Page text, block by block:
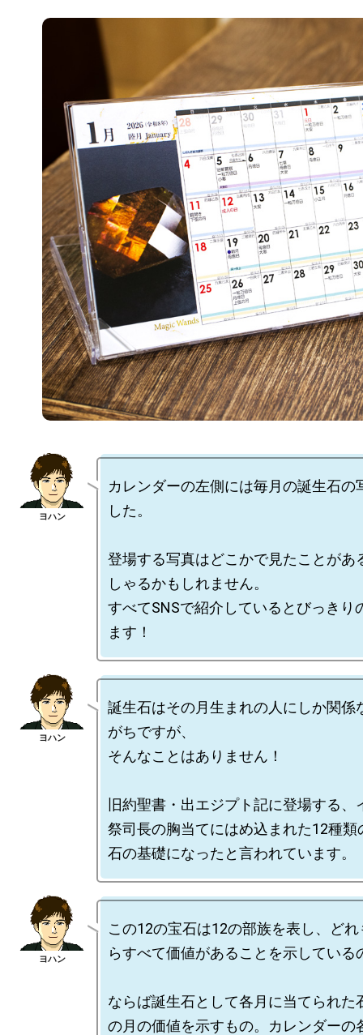
カレンダーの左側には毎月の誕生石の
した。
登場する写真はどこかで見たことがあ
しゃるかもしれません。
すべてSNSで紹介しているとびっきり
誕生石はその月生まれの人にしか関係
がちですが、
そんなことはありません！
旧約聖書・出エジプト記に登場する、
祭司長の胸当てにはめ込まれた12種類
この12の宝石は12の部族を表し、ど
らすべて価値があることを示している
ならば誕生石として各月に当てられた
の月の価値を示すもの。カレンダーの